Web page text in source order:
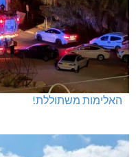
האלימות משתוללת!